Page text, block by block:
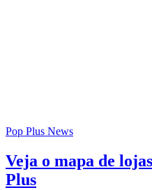
Pop Plus News
Veja o mapa de
Plus